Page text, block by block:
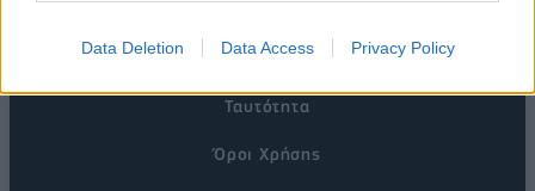
Data Deletion Data Access Privacy Policy
Η Εταιρεία
Ταυτότητα
Όροι Χρήσης